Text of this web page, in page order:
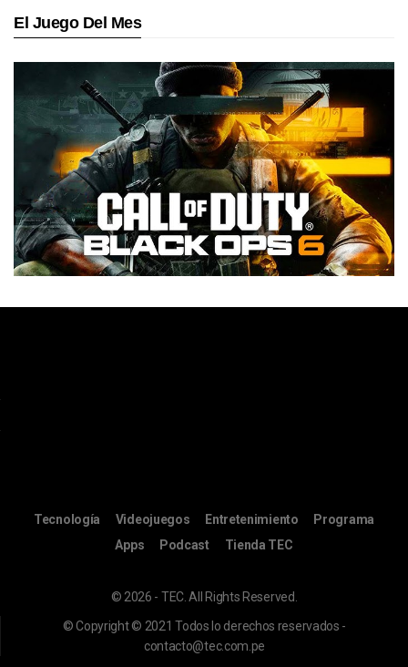
El Juego Del Mes
Tecnología Videojuegos Entretenimiento
Programa
Apps
Podcast Tienda TEC
© 2026 - TEC. All Rights Reserved.
© Copyright © 2021 Todos lo derechos reservados -
contacto@tec.com.pe